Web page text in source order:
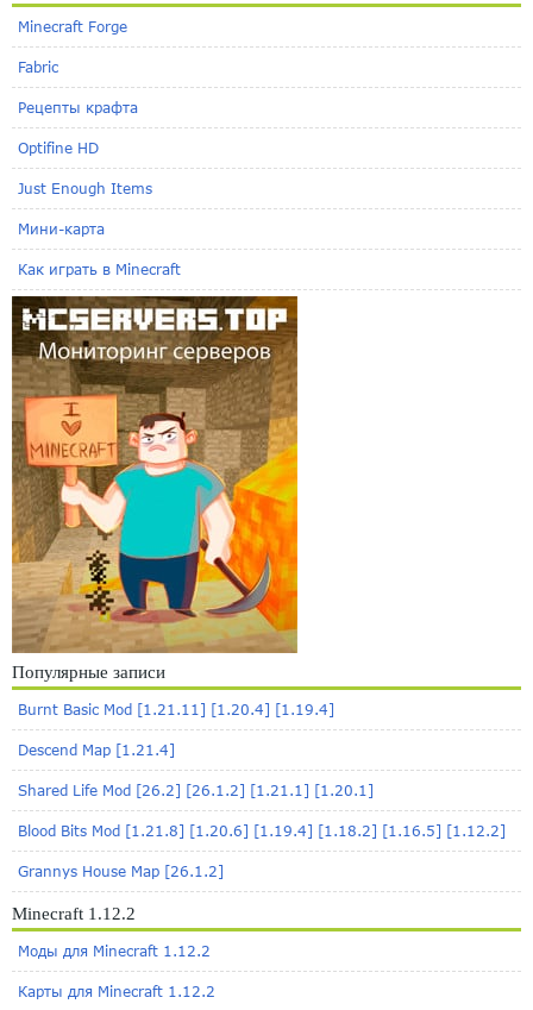
Minecraft Forge
Fabric
Рецепты крафта
Optifine HD
Just Enough Items
Мини-карта
Как играть в Minecraft
Популярные записи
Burnt Basic Mod [1.21.11] [1.20.4] [1.19.4]
Descend Map [1.21.4]
Shared Life Mod [26.2] [26.1.2] [1.21.1] [1.20.1]
Blood Bits Mod [1.21.8] [1.20.6] [1.19.4] [1.18.2] [1.16.5] [1.12.2]
Grannys House Map [26.1.2]
Minecraft 1.12.2
Моды для Minecraft 1.12.2
Карты для Minecraft 1.12.2